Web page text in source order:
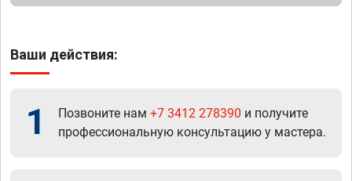
Ваши действия:
1 Позвоните нам +7 3412 278390 и получите
профессиональную консультацию у мастера.